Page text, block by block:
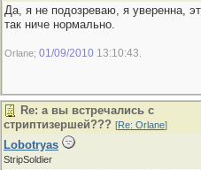
Да, я не подозреваю, я уверенна,
так ниче нормально.
Orlane; 01/09/2010 13:10:43
Re: а вы встречались с
стриптизершей??? [Re: Orlane]
Lobotryas
StripSoldier